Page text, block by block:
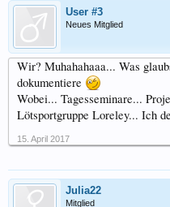
User #3
Neues Mitglied
Wir? Muhahahaaa... Was
dokumentiere
Wobei... Tagesseminare...
Lötsportgruppe Loreley... Ich
15. April 2017
Julia22
Mitglied